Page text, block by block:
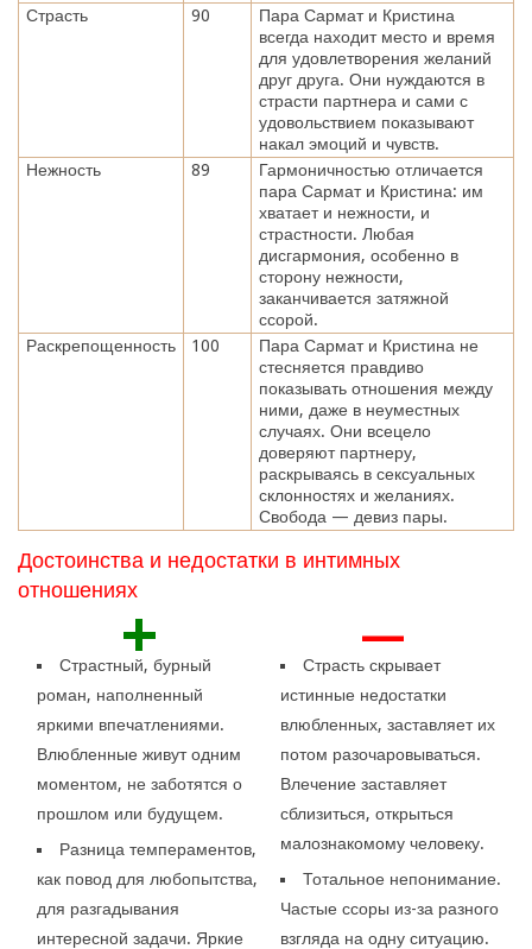
Страсть
90
Пара Сармат и Кристина
всегда находит место и время
для удовлетворения желаний
друг друга. Они нуждаются в
страсти партнера и сами с
удовольствием показывают
накал эмоций и чувств.
Нежность
89
Гармоничностью отличается
пара Сармат и Кристина: им
хватает и нежности, и
страстности. Любая
дисгармония, особенно в
сторону нежности,
заканчивается затяжной
ссорой.
Раскрепощенность
100
Пара Сармат и Кристина не
стесняется правдиво
показывать отношения между
ними, даже в неуместных
случаях. Они всецело
доверяют партнеру,
раскрываясь в сексуальных
склонностях и желаниях.
Свобода — девиз пары.
Достоинства и недостатки в интимных
отношениях
+
Страстный, бурный
роман, наполненный
яркими впечатлениями.
Влюбленные живут одним
моментом, не заботятся о
прошлом или будущем.
Разница темпераментов,
как повод для любопытства,
для разгадывания
интересной задачи. Яркие
—
Страсть скрывает
истинные недостатки
влюбленных, заставляет их
потом разочаровываться.
Влечение заставляет
сблизиться, открыться
малознакомому человеку.
Тотальное непонимание.
Частые ссоры из-за разного
взгляда на одну ситуацию.